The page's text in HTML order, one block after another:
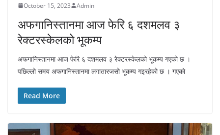
October 15, 2023 Admin
अफगानिस्तानमा आज फेरि ६ दशमलव ३
रेक्टरस्केलको भूकम्प
अफगानिस्तानमा आज फेरि ६ दशमलव ३ रेक्टरस्केलको भूकम्प गएको छ ।
पछिल्लो समय अफगानिस्तानमा लगातारजसो भूकम्प गइरहेको छ । गएको
Read More